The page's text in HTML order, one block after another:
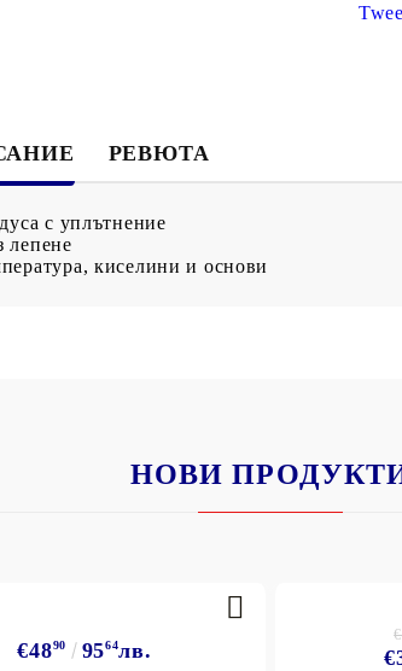
РЕВЮТА
с уплътнение
лепене
киселини и основи
НОВИ
€4890 9564лв.